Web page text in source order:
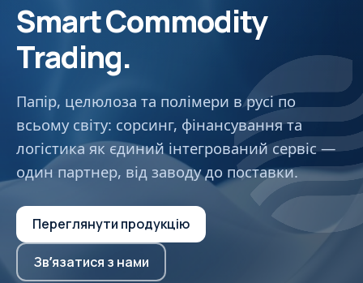
SmartCommodity
Trading.
Папір, целюлоза та полімери в русі по
всьому світу: сорсинг, фінансування та
логістика як єдиний інтегрований сервіс —
один партнер, від заводу до поставки.
Переглянути продукцію
Звʼязатися з нами